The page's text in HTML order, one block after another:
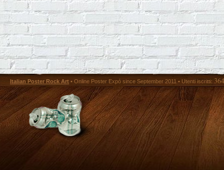
Italian Poster Rock Art • Online Poster Expó since September 2011 • Utenti iscritti: 364